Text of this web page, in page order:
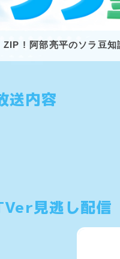
ZIP ! 阿部亮平のソラ豆知
送内容
見逃し配信